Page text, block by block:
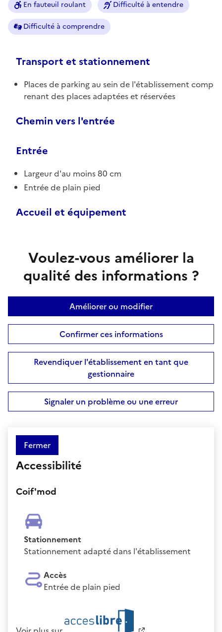
En fauteuil roulant Difficulté à entendre
Difficulté à comprendre
Transport et stationnement
Places de parking au sein de l'établissement comp
renant des places adaptées et réservées
Chemin vers l'entrée
Entrée
Largeur d'au moins 80 cm
Entrée de plain pied
Accueil et équipement
Voulez-vous améliorer la
qualité des informations ?
Améliorer ou modifier
Confirmer ces informations
Revendiquer l'établissement en tant que
gestionnaire
Signaler un problème ou une erreur
Fermer
Accessibilité
Coif'mod
Stationnement
Stationnement adapté dans l'établissement
Accès
Entrée de plain pied